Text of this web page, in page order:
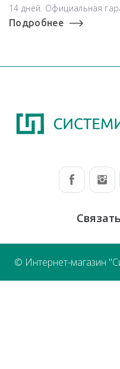
14 дней. Официальная
Подробнее
© Интернет-магазин